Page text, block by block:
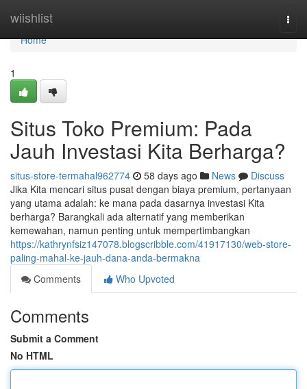
wiishlist
Home
Home
1
Situs Toko Premium: Pada
Jauh Investasi Kita Berharga?
situs-store-termahal962774 58 days ago News
Discuss
Jika Kita mencari situs pusat dengan biaya premium, pertanyaan
yang utama adalah: ke mana pada dasarnya investasi Kita
berharga? Barangkali ada alternatif yang memberikan
kemewahan, namun penting untuk mempertimbangkan
https://kathrynfsiz147078.blogscribble.com/41917130/web-store-
paling-mahal-ke-jauh-dana-anda-bermakna
Comments
Who Upvoted
Comments
Submit a Comment
No HTML